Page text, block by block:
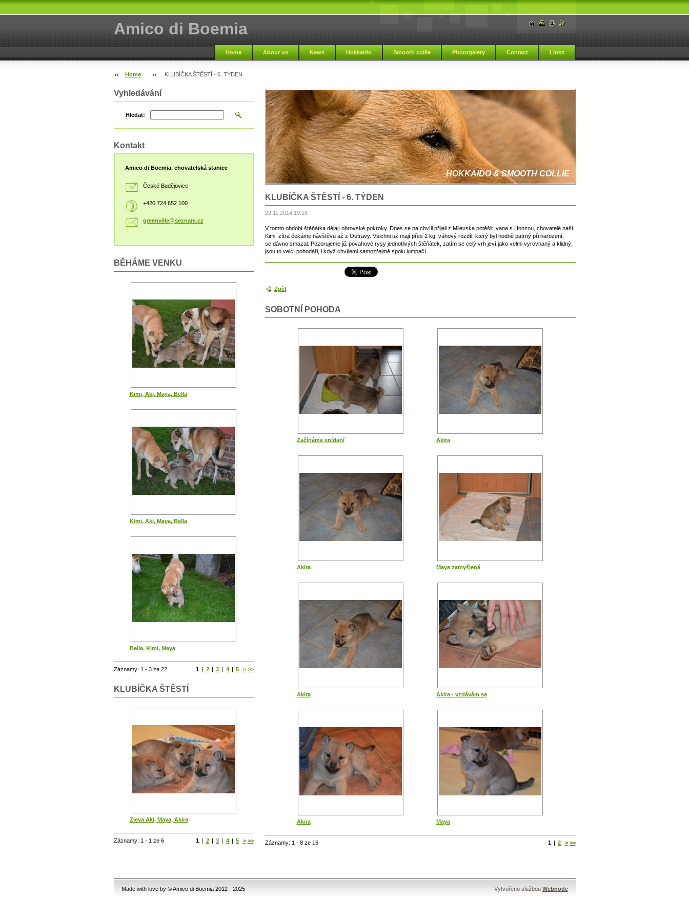
Amico di Boemia
Home About us News Hokkaido Smooth collie Photogalery Contact Links
Home KLUBÍČKA ŠTĚSTÍ - 6. TÝDEN
HOKKAIDO & SMOOTH COLLIE
KLUBÍČKA ŠTĚSTÍ - 6. TÝDEN
22.11.2014 19:18
V tomto období štěňátka dělají obrovské pokroky. Dnes se na chvíli přijeli z Milevska potěšit Ivana s Honzou, chovatelé naší
Kimi, zítra čekáme návštěvu až z Ostravy. Všichni už mají přes 2 kg, váhový rozdíl, který byl hodně patrný při narození,
se dávno smazal. Pozorujeme již povahové rysy jednotlivých štěňátek, zatím se celý vrh jeví jako velmi vyrovnaný a klidný,
jsou to velcí pohodáři, i když chvílemi samozřejmě spolu lumpačí.
Zpět
SOBOTNÍ POHODA
Začínáme snídaní Akira
Akira Maya zamyšlená
Akira Akira - vzdávám se
Akira Maya
Záznamy: 1 - 8 ze 16 1 | 2 > >>
Vyhledávání
Hledat:
Kontakt
Amico di Boemia, chovatelská stanice
České Budějovice
+420 724 652 100
greenville@seznam.cz
BĚHÁME VENKU
Kimi, Aki, Maya, Bella
Kimi, Aki, Maya, Bella
Bella, Kimi, Maya
Záznamy: 1 - 3 ze 22 1 | 2 | 3 | 4 | 5 > >>
KLUBÍČKA ŠTĚSTÍ
Zleva Aki, Maya, Akira
Záznamy: 1 - 1 ze 6 1 | 2 | 3 | 4 | 5 > >>
Made with love by © Amico di Boemia 2012 - 2025 Vytvořeno službou Webnode